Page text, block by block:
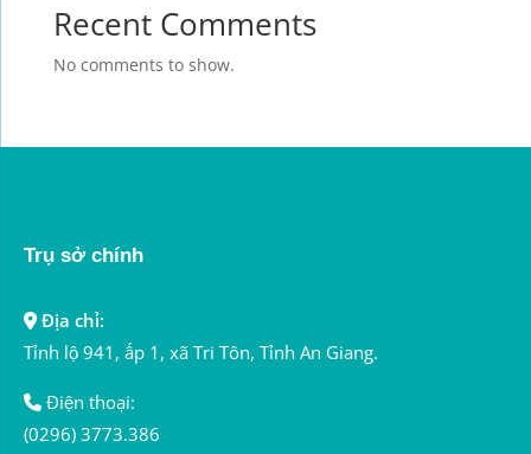
Recent Comments
No comments to show.
Trụ sở chính
Địa chỉ:
Tỉnh lộ 941, ấp 1, xã Tri Tôn, Tỉnh An Giang.
Điện thoại:
(0296) 3773.386